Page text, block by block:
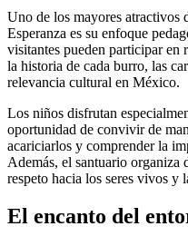
Uno de los mayores atractivos
Esperanza es su enfoque
visitantes pueden participar en
la historia de cada burro, las
relevancia cultural en México.
Los niños disfrutan
oportunidad de convivir de
acariciarlos y comprender la
Además, el santuario organiza
respeto hacia los seres vivos y
El encanto del